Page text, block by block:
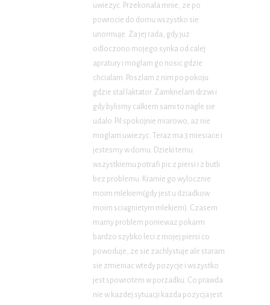
uwiezyc. Przekonala mnie, ze po
powrocie do domu wszystko sie
unormuje. Za jej rada, gdy juz
odloczono mojego synka od calej
apratury i moglam go nosic gdzie
chcialam. Poszlam z nim po pokoju
gdzie stal laktator. Zamknelam drzwi i
gdy bylismy calkiem sami to nagle sie
udalo. Pil spokojnie miarowo, az nie
moglam uwiezyc. Teraz ma 3 miesiace i
jestesmy w domu. Dzieki temu
wszystkiemu potrafi pic z piersi i z butli
bez problemu. Kramie go wylocznie
moim mlekiem(gdy jest u dziadkow
moim sciagnietym mlekiem). Czasem
mamy problem poniewaz pokarm
bardzo szybko leci z mojej piersi co
powoduje, ze sie zachlystuje ale staram
sie zmieniac wtedy pozycje i wszystko
jest spowrotem w porzadku. Co prawda
nie w kazdej sytuacji kazda pozycja jest